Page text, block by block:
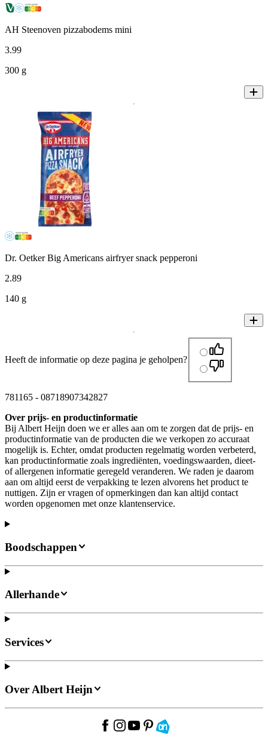
AH Steenoven pizzabodems mini
3.99
300 g
Dr. Oetker Big Americans airfryer snack pepperoni
2.89
140 g
Heeft de informatie op deze pagina je geholpen?
781165 - 08718907342827
Over prijs- en productinformatie
Bij Albert Heijn doen we er alles aan om te zorgen dat de prijs- en
productinformatie van de producten die we verkopen zo accuraat
mogelijk is. Echter, omdat producten regelmatig worden verbeterd,
kan productinformatie zoals ingrediënten, voedingswaarden, dieet-
of allergenen informatie geregeld veranderen. We raden je daarom
aan om altijd eerst de verpakking te lezen alvorens het product te
nuttigen. Zijn er vragen of opmerkingen dan kan altijd contact
worden opgenomen met onze klantenservice.
Boodschappen
Allerhande
Services
Over Albert Heijn